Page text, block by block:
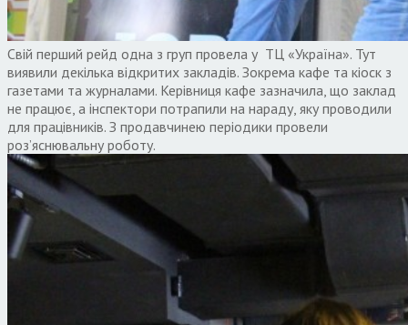
Свій перший рейд одна з груп провела у ТЦ «Україна». Тут
виявили декілька відкритих закладів. Зокрема кафе та кіоск з
газетами та журналами. Керівниця кафе зазначила, що заклад
не працює, а інспектори потрапили на нараду, яку проводили
для працівників. З продавчинею періодики провели
роз’яснювальну роботу.